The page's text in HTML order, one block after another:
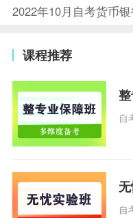
2022年10月自考货币
课程推荐
自
自